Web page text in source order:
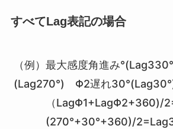
すべてLag表記の場合
（例）最大感度角進み
(Lag270°) Φ2遅れ
（LagΦ1+LagΦ2+360)/
(270°+30°+360)/